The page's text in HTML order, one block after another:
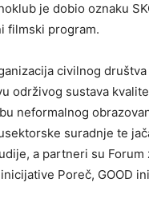
je dobio oznaku
filmski program.
civilnog društva
održivog sustava
neformalnog
suradnje te
a partneri su Forum
Poreč, GOOD